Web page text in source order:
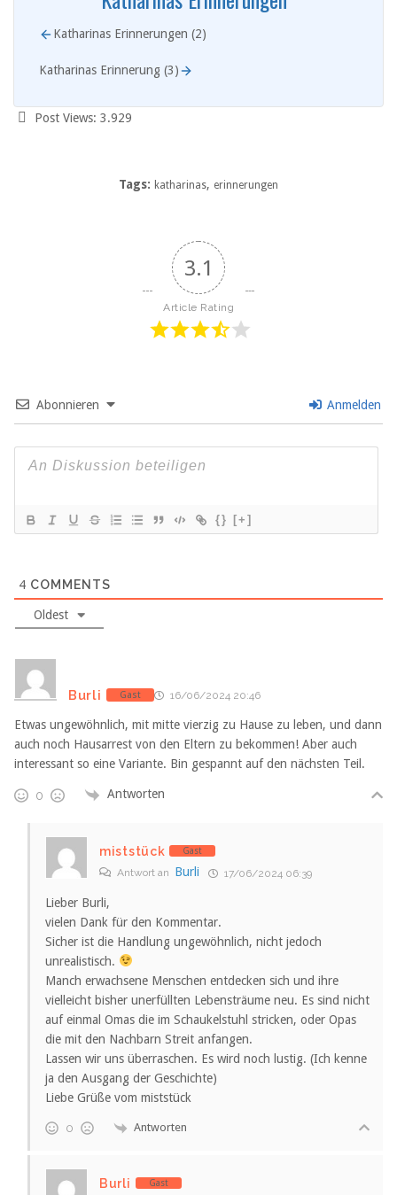
Katharinas Erinnerungen (2)
Katharinas Erinnerung (3)
Post Views: 3.929
Tags: katharinas, erinnerungen
3.1
Article Rating
Abonnieren Anmelden
{} [+]
4 COMMENTS
Oldest
Burli Gast 16/06/2024 20:46
Etwas ungewöhnlich, mit mitte vierzig zu Hause zu leben, und dann
auch noch Hausarrest von den Eltern zu bekommen! Aber auch
interessant so eine Variante. Bin gespannt auf den nächsten Teil.
0 Antworten
miststück Gast
Antwort an Burli 17/06/2024 06:39
Lieber Burli,
vielen Dank für den Kommentar.
Sicher ist die Handlung ungewöhnlich, nicht jedoch
unrealistisch.
Manch erwachsene Menschen entdecken sich und ihre
vielleicht bisher unerfüllten Lebensträume neu. Es sind nicht
auf einmal Omas die im Schaukelstuhl stricken, oder Opas
die mit den Nachbarn Streit anfangen.
Lassen wir uns überraschen. Es wird noch lustig. (Ich kenne
ja den Ausgang der Geschichte)
Liebe Grüße vom miststück
0 Antworten
Burli Gast